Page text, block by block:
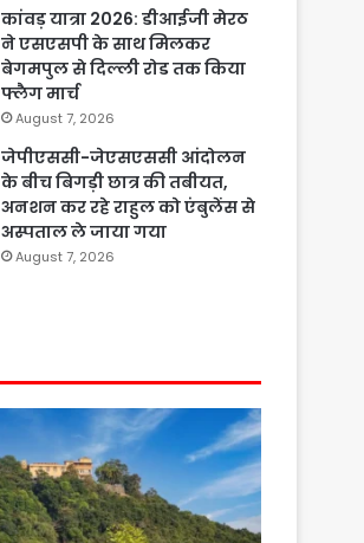
कांवड़ यात्रा 2026: डीआईजी मेरठ
ने एसएसपी के साथ मिलकर
बेगमपुल से दिल्ली रोड तक किया
फ्लैग मार्च
August 7, 2026
जेपीएससी-जेएसएससी आंदोलन
के बीच बिगड़ी छात्र की तबीयत,
अनशन कर रहे राहुल को एंबुलेंस से
अस्पताल ले जाया गया
August 7, 2026